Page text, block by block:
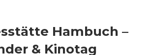
Hambuch –
& Kinotag